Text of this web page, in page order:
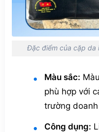
Đặc điểm của cặp da
Màu sắc:
phù hợp với
trường
Công dụng: